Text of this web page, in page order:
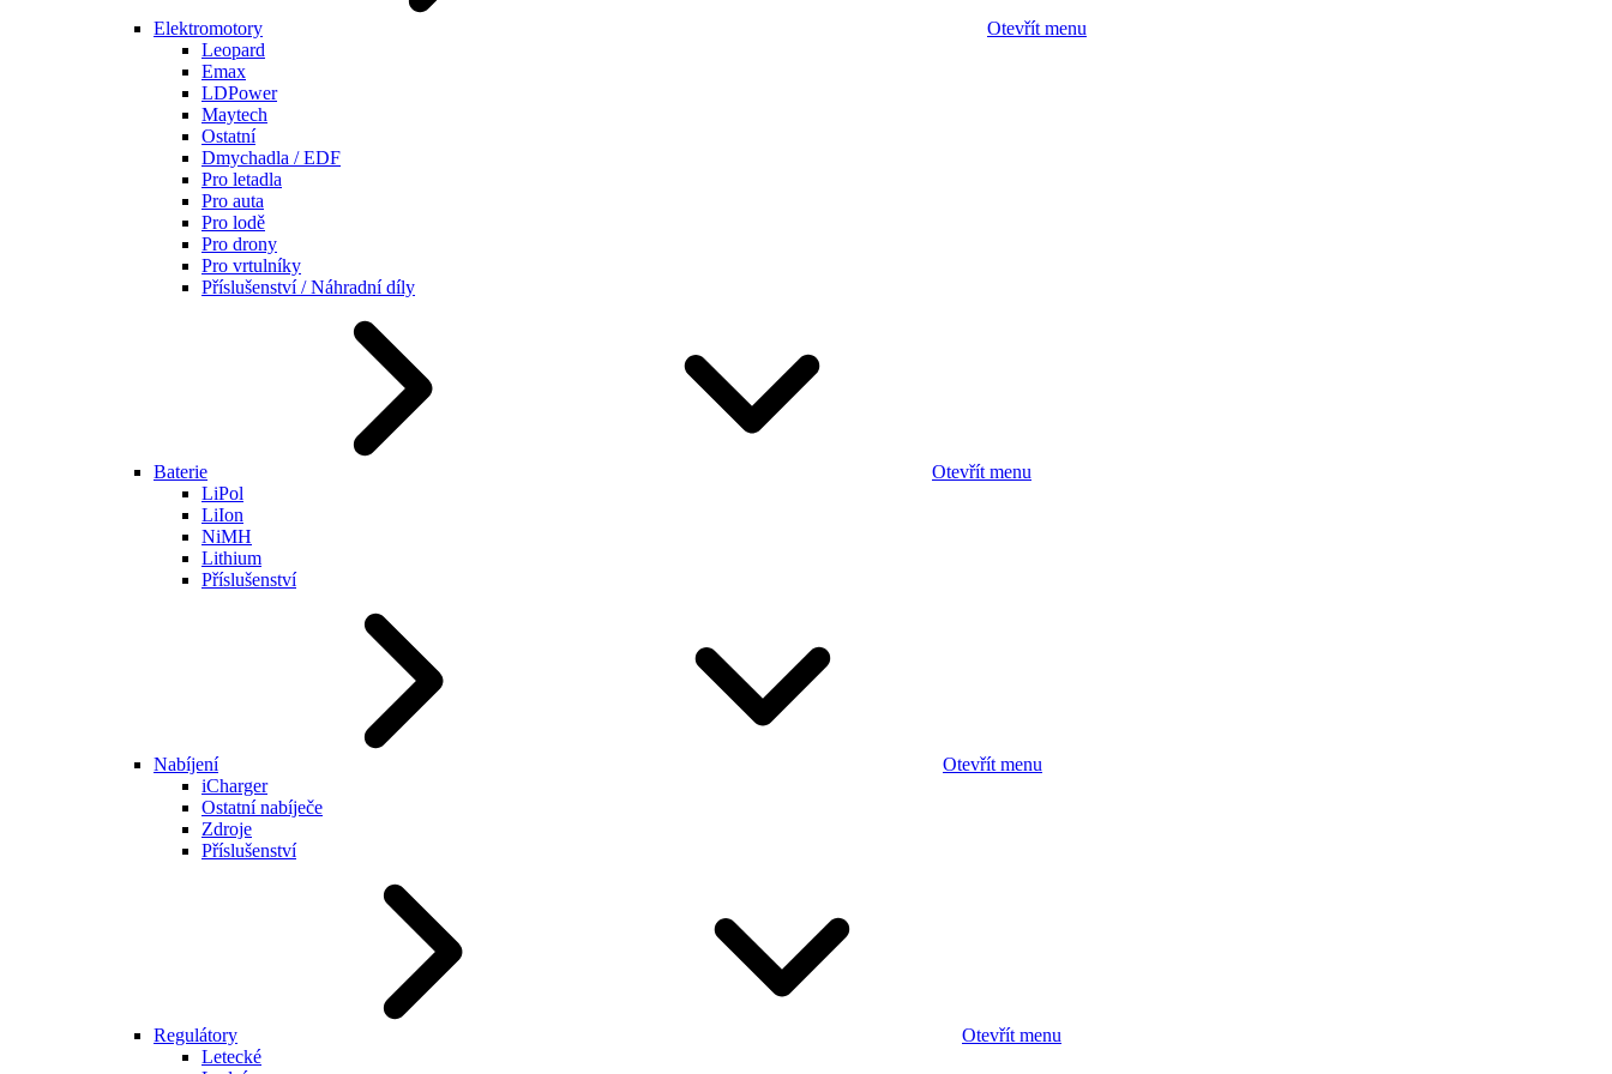
Elektromotory
Otevřít menu
Leopard
Emax
LDPower
Maytech
Ostatní
Dmychadla / EDF
Pro letadla
Pro auta
Pro lodě
Pro drony
Pro vrtulníky
Příslušenství / Náhradní díly
Baterie
Otevřít menu
LiPol
LiIon
NiMH
Lithium
Příslušenství
Nabíjení
Otevřít menu
iCharger
Ostatní nabíječe
Zdroje
Příslušenství
Regulátory
Otevřít menu
Letecké